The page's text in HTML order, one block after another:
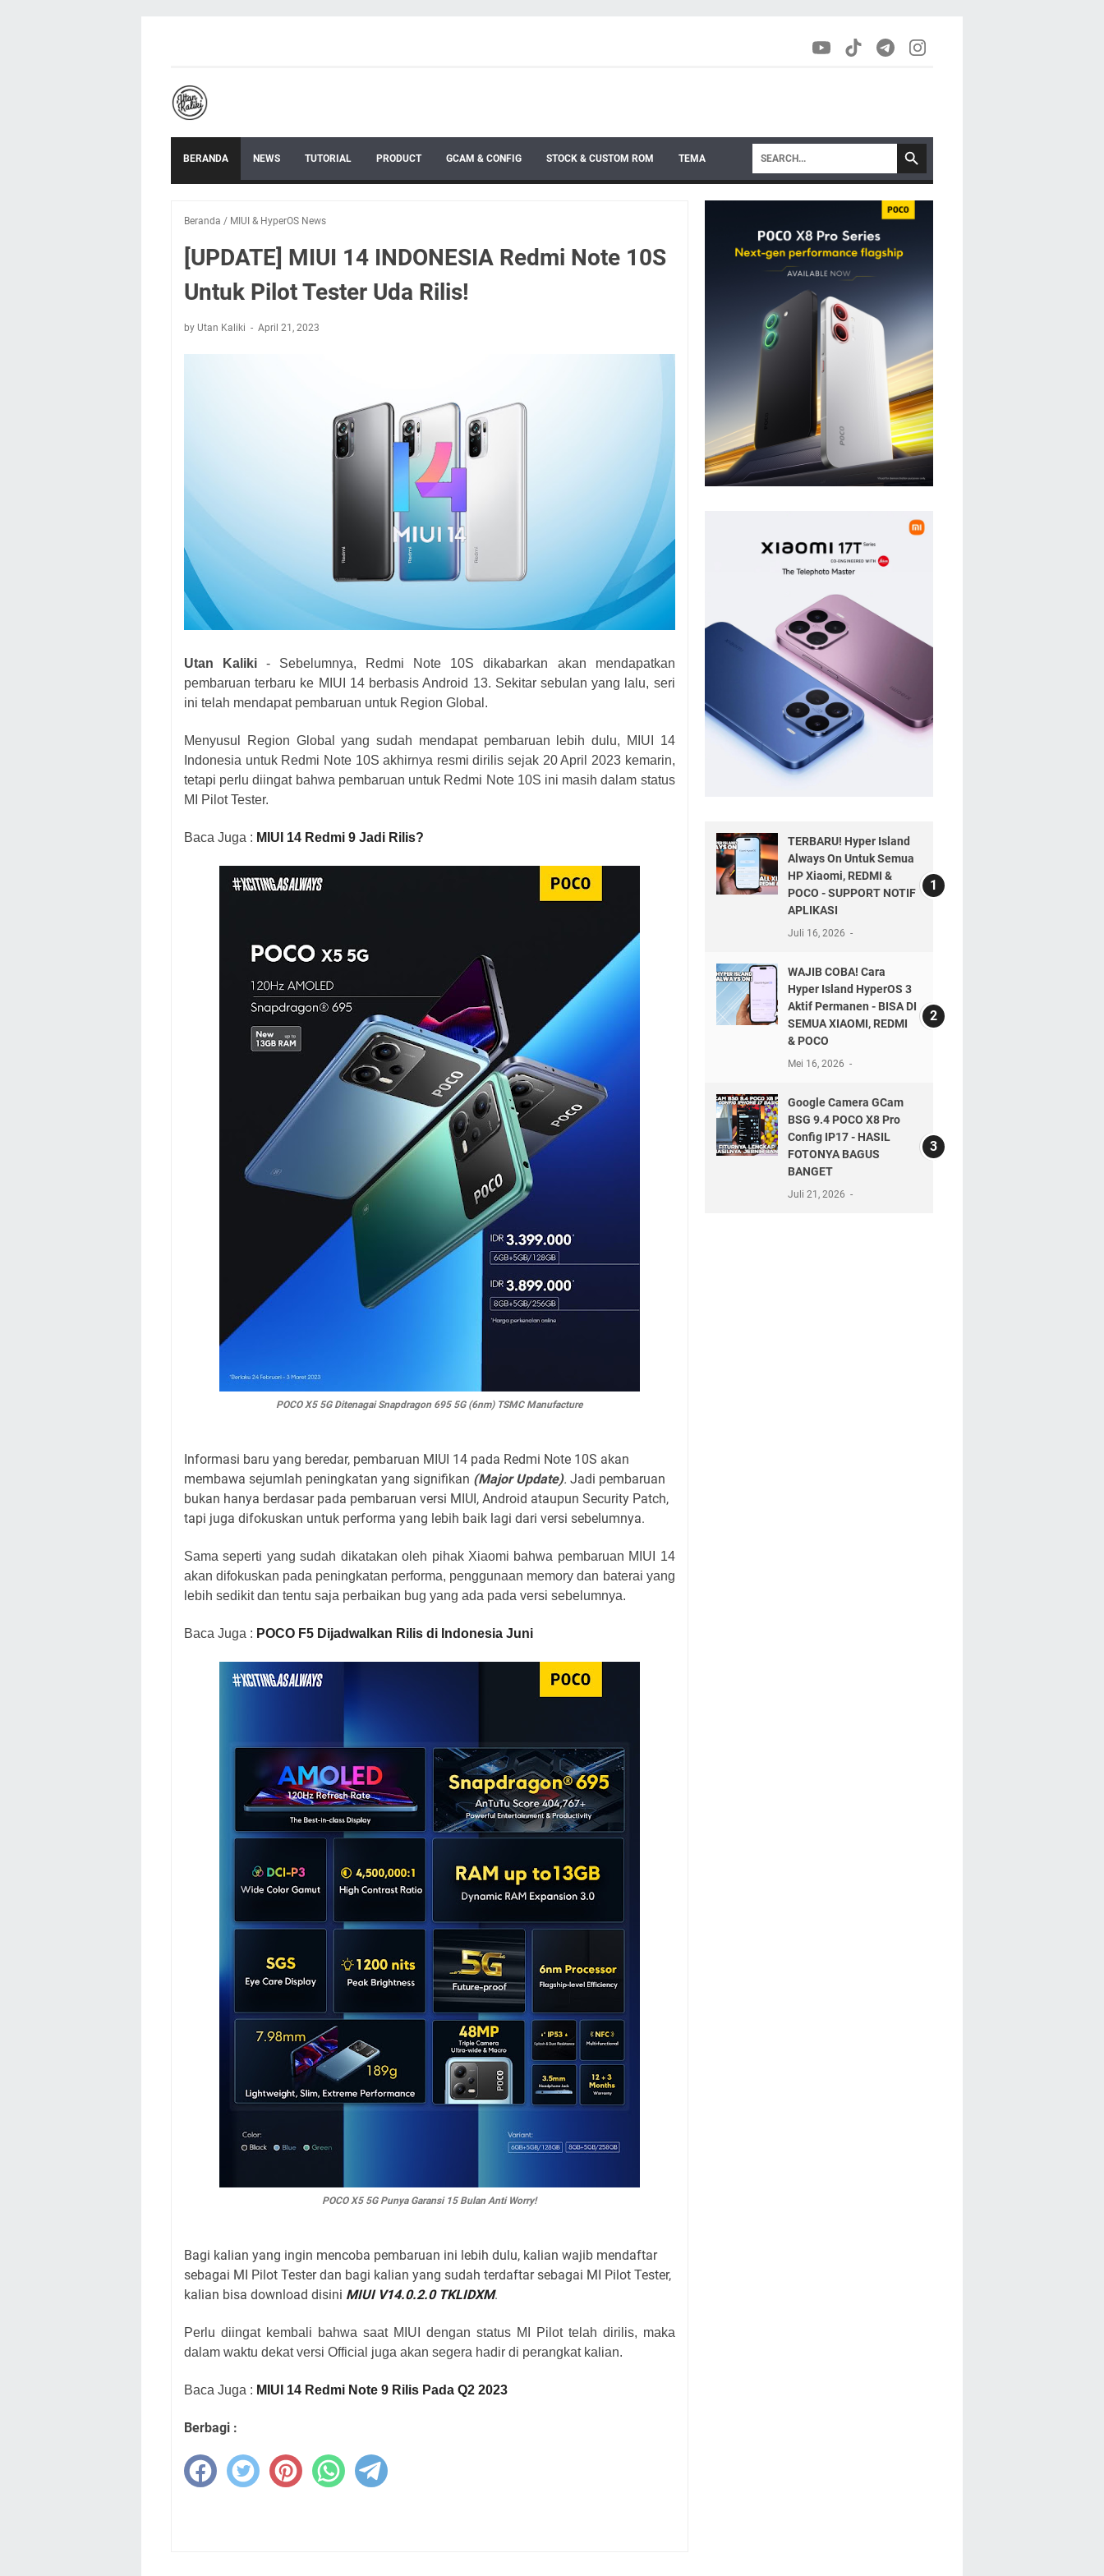
BERANDA NEWS TUTORIAL PRODUCT GCAM & CONFIG STOCK & CUSTOM ROM TEMA
Beranda / MIUI & HyperOS News
[UPDATE] MIUI 14 INDONESIA Redmi Note 10S
Untuk Pilot Tester Uda Rilis!
by Utan Kaliki April 21, 2023
Utan Kaliki- Sebelumnya, Redmi Note 10S dikabarkan akan mendapatkan
pembaruan terbaru ke MIUI 14 berbasis Android 13. Sekitar sebulan yang lalu, seri
ini telah mendapat pembaruan untuk Region Global.
Menyusul Region Global yang sudah mendapat pembaruan lebih dulu, MIUI 14
Indonesia untuk Redmi Note 10S akhirnya resmi dirilis sejak 20 April 2023 kemarin,
tetapi perlu diingat bahwa pembaruan untuk Redmi Note 10S ini masih dalam status
MI Pilot Tester.
Baca Juga : MIUI 14 Redmi 9 Jadi Rilis?
POCO X5 5G Ditenagai Snapdragon 695 5G (6nm) TSMC Manufacture
Informasi baru yang beredar, pembaruan MIUI 14 pada Redmi Note 10S akan
membawa sejumlah peningkatan yang signifikan (Major Update). Jadi pembaruan
bukan hanya berdasar pada pembaruan versi MIUI, Android ataupun Security Patch,
tapi juga difokuskan untuk performa yang lebih baik lagi dari versi sebelumnya.
Sama seperti yang sudah dikatakan oleh pihak Xiaomi bahwa pembaruan MIUI 14
akan difokuskan pada peningkatan performa, penggunaan memory dan baterai yang
lebih sedikit dan tentu saja perbaikan bug yang ada pada versi sebelumnya.
Baca Juga : POCO F5 Dijadwalkan Rilis di Indonesia Juni
POCO X5 5G Punya Garansi 15 Bulan Anti Worry!
Bagi kalian yang ingin mencoba pembaruan ini lebih dulu, kalian wajib mendaftar
sebagai MI Pilot Tester dan bagi kalian yang sudah terdaftar sebagai MI Pilot Tester,
kalian bisa download disini MIUI V14.0.2.0 TKLIDXM.
Perlu diingat kembali bahwa saat MIUI dengan status MI Pilot telah dirilis, maka
dalam waktu dekat versi Official juga akan segera hadir di perangkat kalian.
Baca Juga : MIUI 14 Redmi Note 9 Rilis Pada Q2 2023
Berbagi :
TERBARU! Hyper Island
Always On Untuk Semua
HP Xiaomi, REDMI &
POCO - SUPPORT NOTIF
APLIKASI
Juli 16, 2026
WAJIB COBA! Cara
Hyper Island HyperOS 3
Aktif Permanen - BISA DI
SEMUA XIAOMI, REDMI
& POCO
Mei 16, 2026
Google Camera GCam
BSG 9.4 POCO X8 Pro
Config IP17 - HASIL
FOTONYA BAGUS
BANGET
Juli 21, 2026